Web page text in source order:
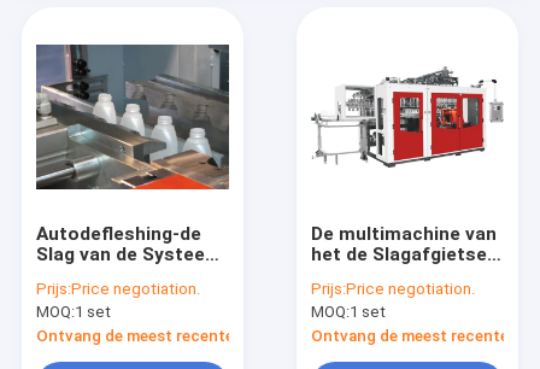
Autodefleshing-de
Slag van de Systeem
Vormen Machine
voor Lotionfles 2
Laaghdpe
Prijs:Price negotiation.
MOQ:1 set
Ontvang de meest recente Prijs
De multimachine van
het de Slagafgietsel
Holteuitdrijving
Automatische
MP90FS IML voor
Pesticidefles
Prijs:Price negotiation.
MOQ:1 set
Ontvang de meest recente